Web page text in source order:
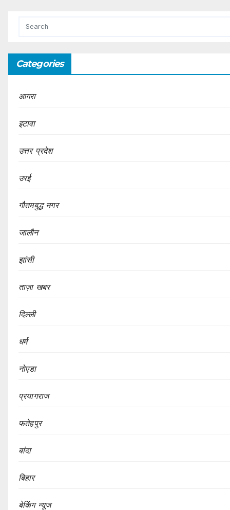
Categories
आगरा
इटावा
उत्तर प्रदेश
उरई
गौतमबुद्ध नगर
जालौन
झांसी
ताज़ा खबर
दिल्ली
धर्म
नोएडा
प्रयागराज
फतेहपुर
बांदा
बिहार
बेकिंग न्यूज